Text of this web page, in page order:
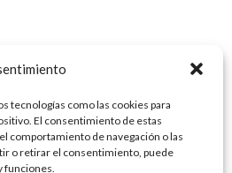
tecnologías como las cookies para
El consentimiento de estas
comportamiento de navegación o las
o retirar el consentimiento, puede
funciones.